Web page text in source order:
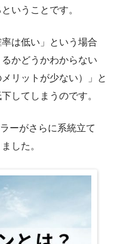
いうことです。
は低い」という場合
かどうかわからない
リットが少ない）」と
してしまうのです。
ーがさらに系統立て
した。